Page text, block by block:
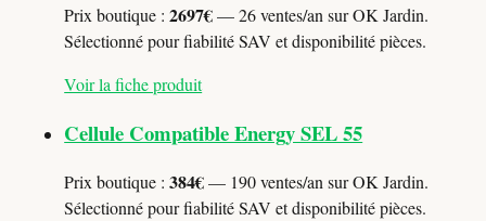
Prix boutique :2697€— 26 ventes/an sur OK Jardin.
Sélectionné pour fiabilité SAV et disponibilité pièces.
Voir la fiche produit
Cellule Compatible Energy SEL 55
Prix boutique :384€— 190 ventes/an sur OK Jardin.
Sélectionné pour fiabilité SAV et disponibilité pièces.